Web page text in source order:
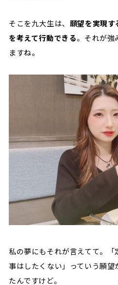
そこを九大生は、 願望を実現す
を考えて行動できる。それが強
ますね。
私の夢にもそれが言えてて。
事はしたくない」っていう願
たんですけど。